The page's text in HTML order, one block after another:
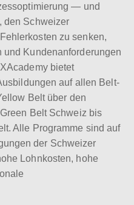
— und
den Schweizer
zu senken,
und Kundenanforderungen
bietet
auf allen Belt-
Belt über den
Belt Schweiz bis
Alle Programme sind auf
der Schweizer
Lohnkosten, hohe